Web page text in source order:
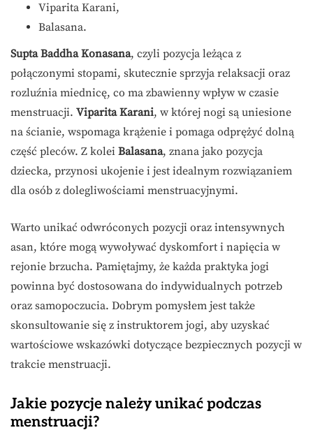
Viparita Karani,
Balasana.
Supta Baddha Konasana, czyli pozycja leżąca z
połączonymi stopami, skutecznie sprzyja relaksacji oraz
rozluźnia miednicę, co ma zbawienny wpływ w czasie
menstruacji. Viparita Karani, w której nogi są uniesione
na ścianie, wspomaga krążenie i pomaga odprężyć dolną
część pleców. Z kolei Balasana, znana jako pozycja
dziecka, przynosi ukojenie i jest idealnym rozwiązaniem
dla osób z dolegliwościami menstruacyjnymi.
Warto unikać odwróconych pozycji oraz intensywnych
asan, które mogą wywoływać dyskomfort i napięcia w
rejonie brzucha. Pamiętajmy, że każda praktyka jogi
powinna być dostosowana do indywidualnych potrzeb
oraz samopoczucia. Dobrym pomysłem jest także
skonsultowanie się z instruktorem jogi, aby uzyskać
wartościowe wskazówki dotyczące bezpiecznych pozycji w
trakcie menstruacji.
Jakie pozycje należy unikać podczas
menstruacji?